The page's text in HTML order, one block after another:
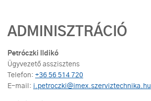
ADMINISZTRÁCIÓ
Petróczki Ildikó
Ügyvezető asszisztens
Telefon: +36 56 514 720
E-mail: i.petroczki@imex.szerviztechnika.hu